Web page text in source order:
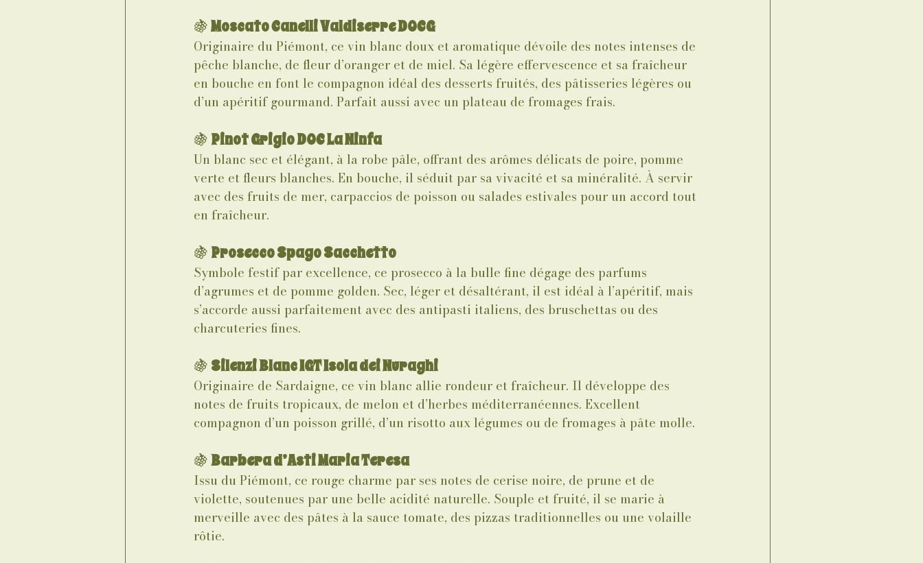
🍇 Moscato Canelli Valdiserre DOCG
Originaire du Piémont, ce vin blanc doux et aromatique dévoile des notes intenses de
pêche blanche, de fleur d’oranger et de miel. Sa légère effervescence et sa fraîcheur
en bouche en font le compagnon idéal des desserts fruités, des pâtisseries légères ou
d’un apéritif gourmand. Parfait aussi avec un plateau de fromages frais.
🍇 Pinot Grigio DOC La Ninfa
Un blanc sec et élégant, à la robe pâle, offrant des arômes délicats de poire, pomme
verte et fleurs blanches. En bouche, il séduit par sa vivacité et sa minéralité. À servir
avec des fruits de mer, carpaccios de poisson ou salades estivales pour un accord tout
en fraîcheur.
🍇 Prosecco Spago Sacchetto
Symbole festif par excellence, ce prosecco à la bulle fine dégage des parfums
d’agrumes et de pomme golden. Sec, léger et désaltérant, il est idéal à l’apéritif, mais
s’accorde aussi parfaitement avec des antipasti italiens, des bruschettas ou des
charcuteries fines.
🍇 Silenzi Blanc IGT Isola dei Nuraghi
Originaire de Sardaigne, ce vin blanc allie rondeur et fraîcheur. Il développe des
notes de fruits tropicaux, de melon et d’herbes méditerranéennes. Excellent
compagnon d’un poisson grillé, d’un risotto aux légumes ou de fromages à pâte molle.
🍇 Barbera d’Asti Maria Teresa
Issu du Piémont, ce rouge charme par ses notes de cerise noire, de prune et de
violette, soutenues par une belle acidité naturelle. Souple et fruité, il se marie à
merveille avec des pâtes à la sauce tomate, des pizzas traditionnelles ou une volaille
rôtie.